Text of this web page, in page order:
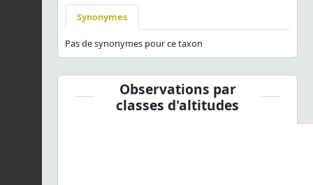
Synonymes
Pas de synonymes pour ce taxon
Observations par
classes d'altitudes